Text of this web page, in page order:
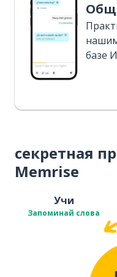
базе
секретная
Memrise
Учи
Запоминай слова